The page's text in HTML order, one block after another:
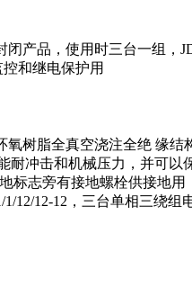
产品，使用时三台一组，
和继电保护用
氧树脂全真空浇注全绝 缘
耐冲击和机械压力，并可
标志旁有接地螺栓供接地
12/12-12，三台单相三绕